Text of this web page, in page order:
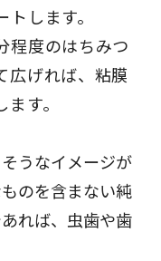
します。
程度のはちみつ
広げれば、粘膜
す。
うなイメージが
のを含まない純
れば、虫歯や歯